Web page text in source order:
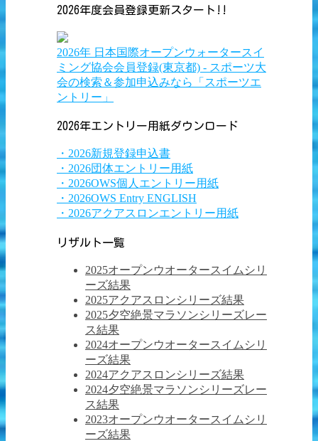
2026年度会員登録更新スタート!!
2026年 日本国際オープンウォータースイ
ミング協会会員登録(東京都) - スポーツ大
会の検索＆参加申込みなら「スポーツエ
ントリー」
2026年エントリー用紙ダウンロード
・2026新規登録申込書
・2026団体エントリー用紙
・2026OWS個人エントリー用紙
・2026OWS Entry ENGLISH
・2026アクアスロンエントリー用紙
リザルト一覧
2025オープンウオータースイムシリ
ーズ結果
2025アクアスロンシリーズ結果
2025夕空絶景マラソンシリーズレー
ス結果
2024オープンウオータースイムシリ
ーズ結果
2024アクアスロンシリーズ結果
2024夕空絶景マラソンシリーズレー
ス結果
2023オープンウオータースイムシリ
ーズ結果